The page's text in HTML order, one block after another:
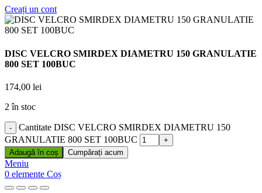
Creați un cont
DISC VELCRO SMIRDEX DIAMETRU 150 GRANULATIE
800 SET 100BUC
174,00 lei
2 în stoc
Cantitate DISC VELCRO SMIRDEX DIAMETRU 150
GRANULATIE 800 SET 100BUC
Adaugă în coș Cumpărați acum
Meniu
0 elemente Coș